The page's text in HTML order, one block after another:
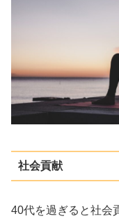
社会貢献
40代を過ぎると社会